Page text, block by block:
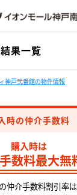
果一覧
神戸弐番館の物件情報
時の仲介手数料
購入時は
数料最大無
仲介手数料割引率